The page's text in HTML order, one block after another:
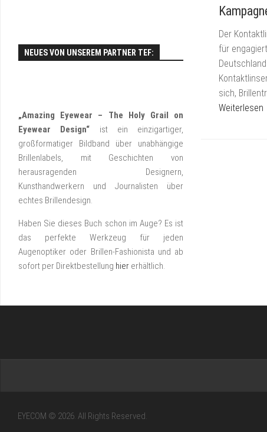
Der
für
sich,
Weiterlesen
NEUES VON UNSEREM PARTNER TEF:
„Amazing Eyewear – The Holy Grail on
Eyewear Design“ ist ein einzigartiger,
großformatiger Bildband über unabhängige
Brillenlabels, mit Geschichten von
herausragenden Designern,
Kunsthandwerkern und Journalisten über
echtes Brillendesign.
Haben Sie dieses Buch schon im Auge? Es ist
das perfekte Werkzeug für jeden
Augenoptiker oder Brillen-Fashionista und ab
sofort per Direktbestellung hier erhältlich.
EYECOM © 2026. All Rights Reserved.